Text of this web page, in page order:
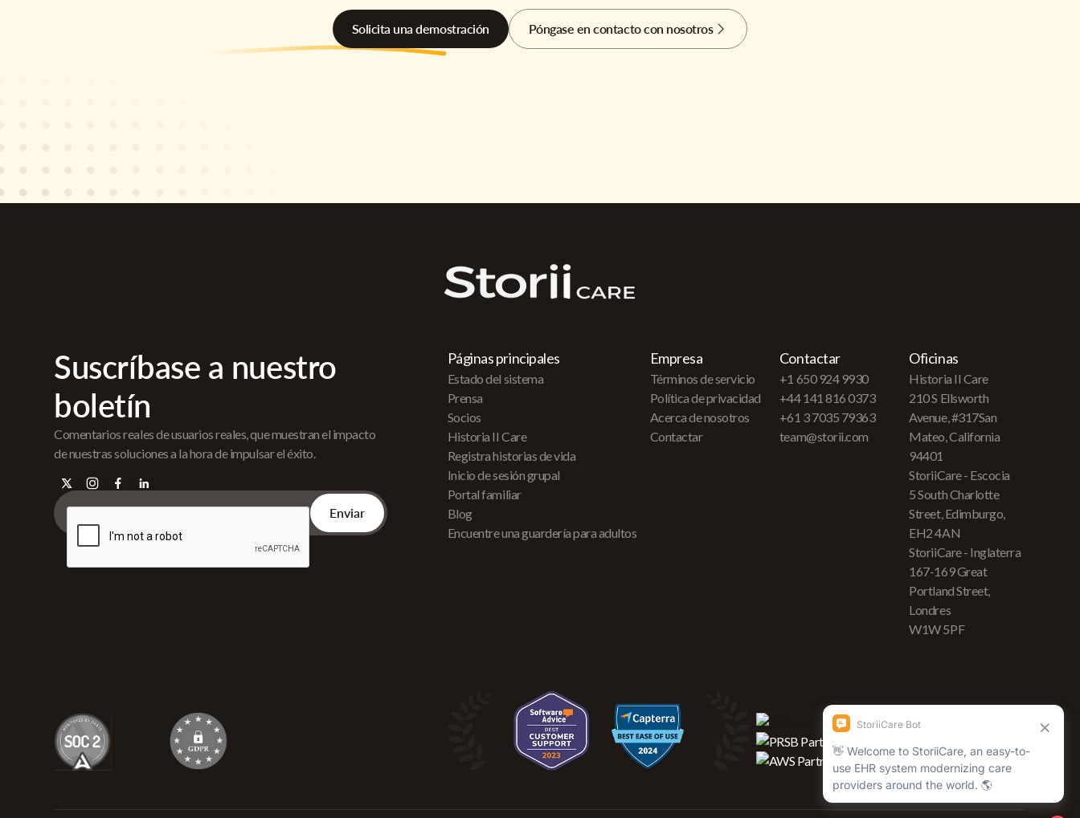
Solicita una demostración Póngase en contacto con nosotros
Suscríbase a nuestro
boletín
Comentarios reales de usuarios reales, que muestran el impacto
de nuestras soluciones a la hora de impulsar el éxito.
Páginas principales
Estado del sistema
Prensa
Socios
Historia II Care
Registra historias de vida
Inicio de sesión grupal
Portal familiar
Blog
Encuentre una guardería para adultos
Empresa
Términos de servicio
Política de privacidad
Acerca de nosotros
Contactar
Contactar
+1 650 924 9930
+44 141 816 0373
+61 3 7035 79363
team@storii.com
Oficinas
Historia II Care
210 S Ellsworth
Avenue, #317San
Mateo, California
94401
StoriiCare - Escocia
5 South Charlotte
Street, Edimburgo,
EH2 4AN
StoriiCare - Inglaterra
167-169 Great
Portland Street,
Londres
W1W 5PF